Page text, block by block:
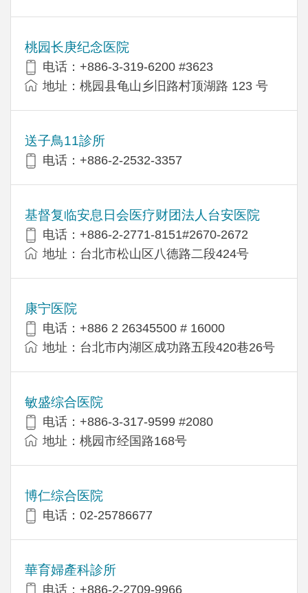
桃园长庚纪念医院
电话：+886-3-319-6200 #3623
地址：桃园县龟山乡旧路村顶湖路 123 号
送子鳥11診所
电话：+886-2-2532-3357
基督复临安息日会医疗财团法人台安医院
电话：+886-2-2771-8151#2670-2672
地址：台北市松山区八德路二段424号
康宁医院
电话：+886 2 26345500 # 16000
地址：台北市内湖区成功路五段420巷26号
敏盛综合医院
电话：+886-3-317-9599 #2080
地址：桃园市经国路168号
博仁综合医院
电话：02-25786677
華育婦產科診所
电话：+886-2-2709-9966